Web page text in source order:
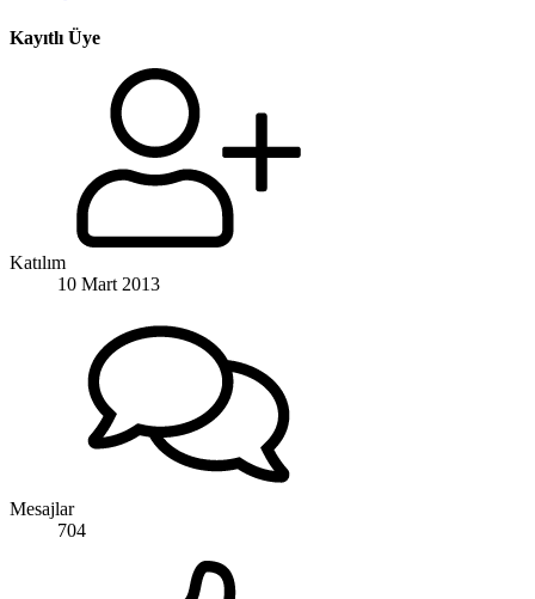
Kayıtlı Üye
Katılım
10 Mart 2013
Mesajlar
704